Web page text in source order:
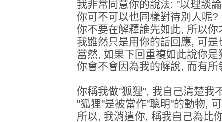
我非常同意你的說法: "以理談
你可不可以也同樣對待別人呢
你不要在解釋誰先如此, 所以
我雖然只是用你的話回應, 可
當然, 如果下回重複如此說你
你會不會因為我的解說, 而有所
你稱我做"狐狸", 我自己清楚我
"狐狸"是被當作"聰明"的動物,
所以, 我消遣你, 稱我自己為比